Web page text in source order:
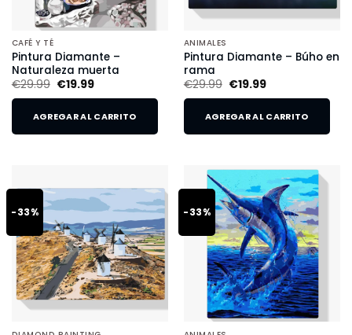
CAFÉ Y TÉ
Pintura Diamante –
Naturaleza muerta
€29.99 €19.99
AGREGAR AL CARRITO
ANIMALES
Pintura Diamante – Búho en
rama
€29.99 €19.99
AGREGAR AL CARRITO
-33% -33%